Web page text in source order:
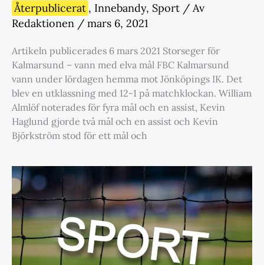
Återpublicerat , Innebandy, Sport / Av
Redaktionen / mars 6, 2021
Artikeln publicerades 6 mars 2021 Storseger för
Kalmarsund – vann med elva mål FBC Kalmarsund
vann under lördagen hemma mot Jönköpings IK. Det
blev en utklassning med 12-1 på matchklockan. William
Almlöf noterades för fyra mål och en assist, Kevin
Haglund gjorde två mål och en assist och Kevin
Björkström stod för ett mål och